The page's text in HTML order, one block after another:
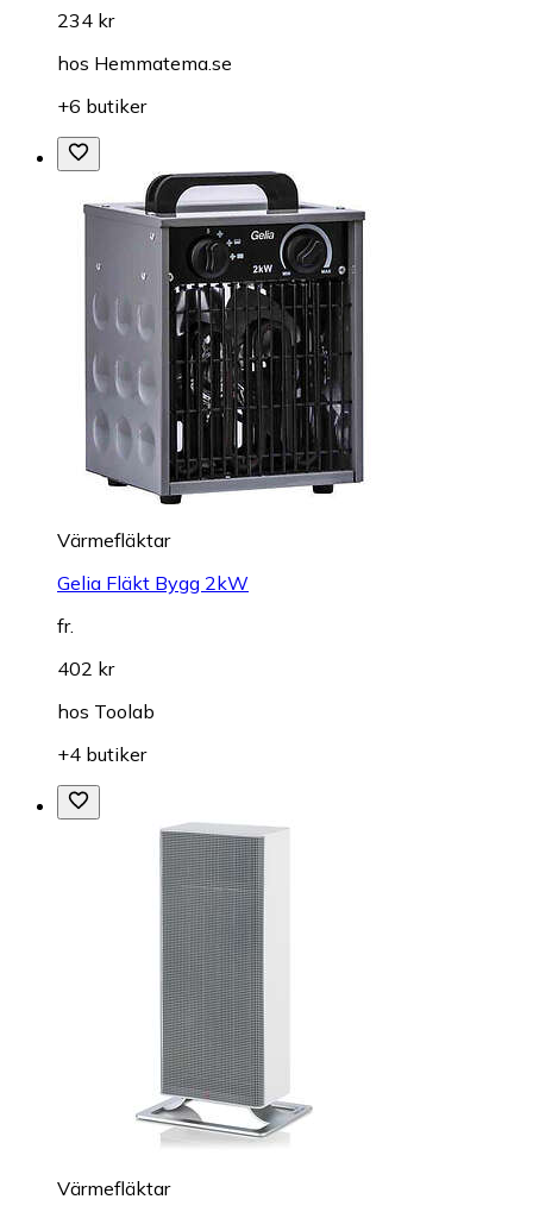
234 kr
hos Hemmatema.se
+6 butiker
Värmefläktar
Gelia Fläkt Bygg 2kW
fr.
402 kr
hos Toolab
+4 butiker
Värmefläktar